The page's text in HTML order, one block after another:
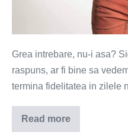
Grea intrebare, nu-i asa?
raspuns, ar fi bine sa
termina fidelitatea in zilele
Read more
Bancul
zilei